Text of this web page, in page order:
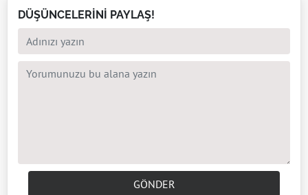
DÜŞÜNCELERİNİ PAYLAŞ!
GÖNDER